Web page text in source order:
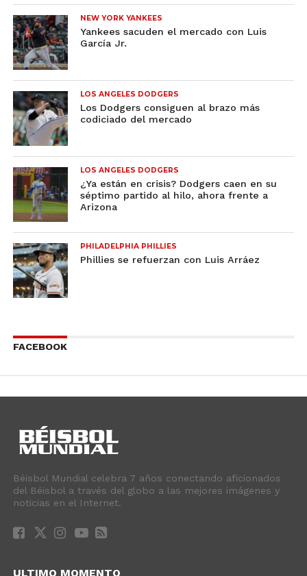
NEW YORK YANKEES
Yankees sacuden el mercado con Luis
García Jr.
LOS ANGELES DODGERS
Los Dodgers consiguen al brazo más
codiciado del mercado
LOS ANGELES DODGERS
¿Ya están en crisis? Dodgers caen en su
séptimo partido al hilo, ahora frente a
Arizona
PHILADELPHIA PHILLIES
Phillies se refuerzan con Luis Arráez
FACEBOOK
Béisbol Mundial celebra 7 años conectando aficionados
del Béisbol a través del globo a las mejores imágenes y
noticias en el Internet.
ULTIMO MOMENTO